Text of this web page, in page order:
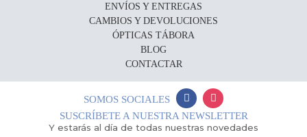
ENVÍOS Y ENTREGAS
CAMBIOS Y DEVOLUCIONES
ÓPTICAS TÁBORA
BLOG
CONTACTAR
SOMOS SOCIALES
SUSCRÍBETE A NUESTRA NEWSLETTER
Y estarás al día de todas nuestras novedades